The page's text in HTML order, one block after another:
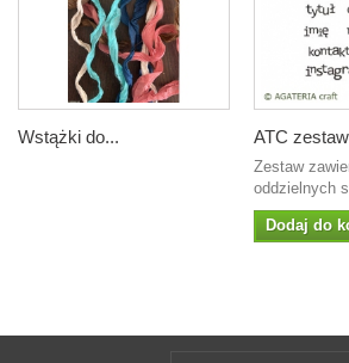
Wstążki do... ATC zestaw
Zestaw
oddzielnych
Dodaj do